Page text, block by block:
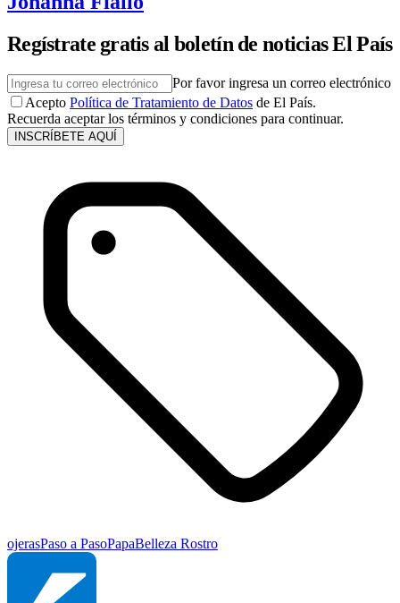
Regístrate gratis al boletín de noticias El País
Por favor ingresa un correo electrónico
Acepto Política de Tratamiento de Datos de El País.
Recuerda aceptar los términos y condiciones para continuar.
INSCRÍBETE AQUÍ
ojerasPaso a PasoPapaBelleza Rostro